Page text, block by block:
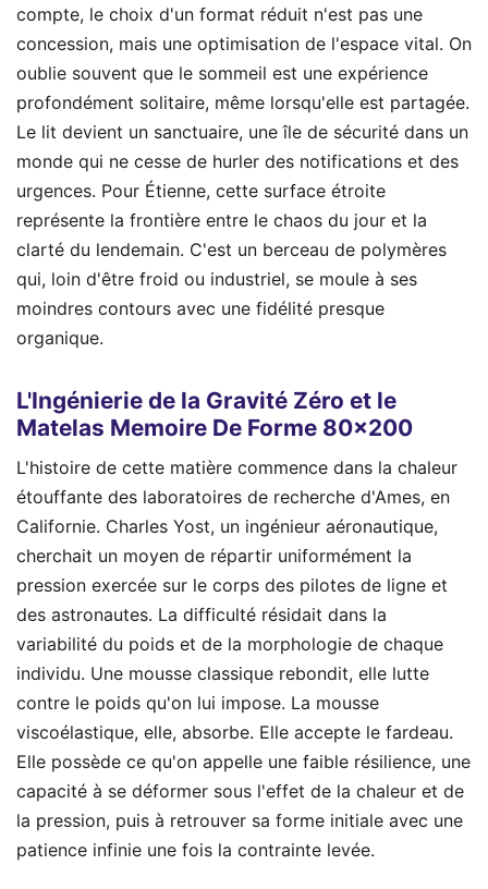
compte, le choix d'un format réduit n'est pas une
concession, mais une optimisation de l'espace vital. On
oublie souvent que le sommeil est une expérience
profondément solitaire, même lorsqu'elle est partagée.
Le lit devient un sanctuaire, une île de sécurité dans un
monde qui ne cesse de hurler des notifications et des
urgences. Pour Étienne, cette surface étroite
représente la frontière entre le chaos du jour et la
clarté du lendemain. C'est un berceau de polymères
qui, loin d'être froid ou industriel, se moule à ses
moindres contours avec une fidélité presque
organique.
L'Ingénierie de la Gravité Zéro et le
Matelas Memoire De Forme 80x200
L'histoire de cette matière commence dans la chaleur
étouffante des laboratoires de recherche d'Ames, en
Californie. Charles Yost, un ingénieur aéronautique,
cherchait un moyen de répartir uniformément la
pression exercée sur le corps des pilotes de ligne et
des astronautes. La difficulté résidait dans la
variabilité du poids et de la morphologie de chaque
individu. Une mousse classique rebondit, elle lutte
contre le poids qu'on lui impose. La mousse
viscoélastique, elle, absorbe. Elle accepte le fardeau.
Elle possède ce qu'on appelle une faible résilience, une
capacité à se déformer sous l'effet de la chaleur et de
la pression, puis à retrouver sa forme initiale avec une
patience infinie une fois la contrainte levée.